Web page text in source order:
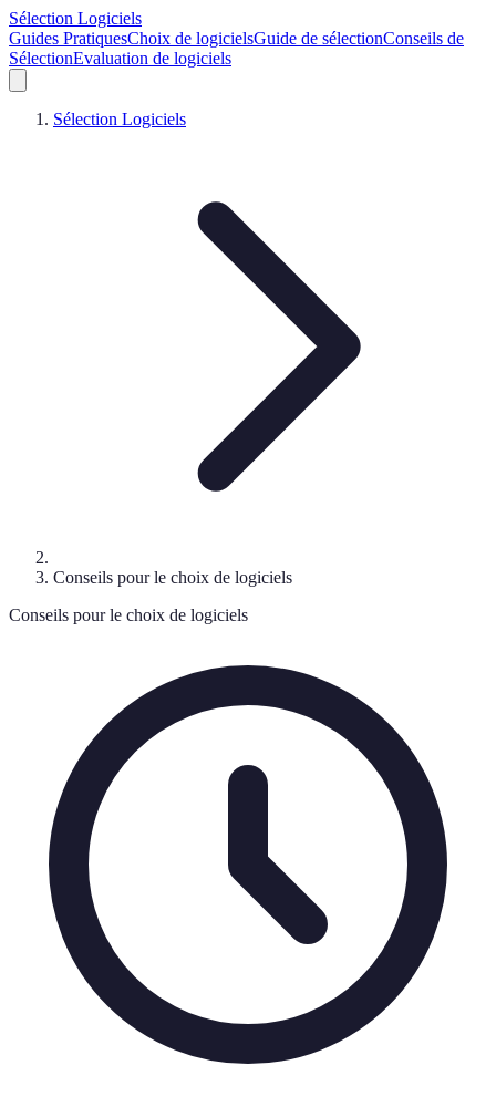
Sélection Logiciels
Guides PratiquesChoix de logicielsGuide de sélectionConseils de
SélectionEvaluation de logiciels
Sélection Logiciels
Conseils pour le choix de logiciels
Conseils pour le choix de logiciels